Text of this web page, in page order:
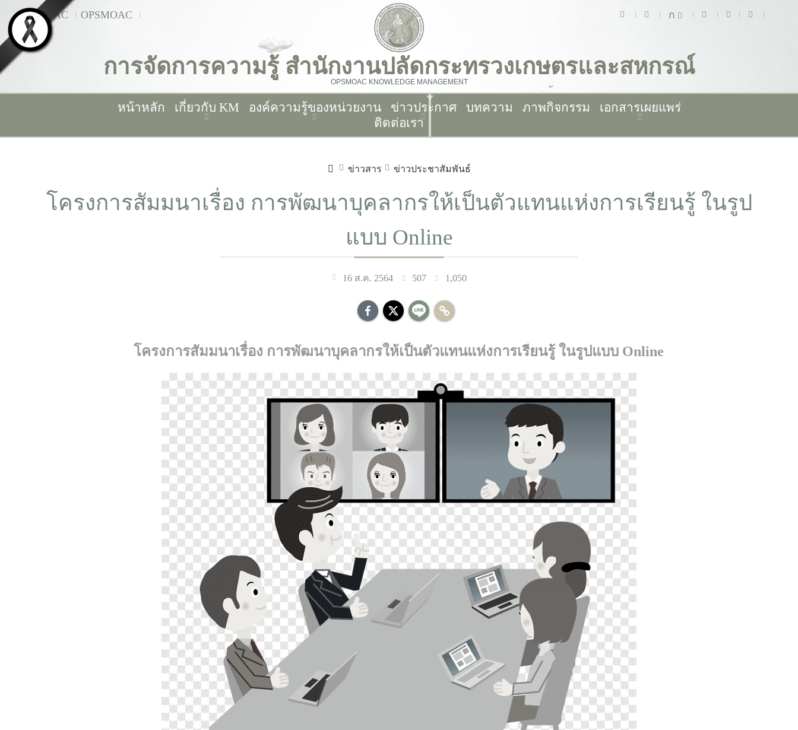
MOAC OPSMOAC ก
การจัดการความรู้ สำนักงานปลัดกระทรวงเกษตรและสหกรณ์
OPSMOAC KNOWLEDGE MANAGEMENT
หน้าหลัก เกี่ยวกับ KM องค์ความรู้ของหน่วยงาน ข่าวประกาศ บทความ ภาพกิจกรรม
เอกสารเผยแพร่
ติดต่อเรา
ข่าวสาร ข่าวประชาสัมพันธ์
โครงการสัมมนาเรื่อง การพัฒนาบุคลากรให้เป็นตัวแทนแห่งการเรียนรู้ ในรูป
แบบ Online
16 ส.ค. 2564 507 1,050
โครงการสัมมนาเรื่อง การพัฒนาบุคลากรให้เป็นตัวแทนแห่งการเรียนรู้ ในรูปแบบ Online